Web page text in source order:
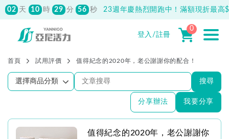
02 天 10 時 29 分 55 秒 23週年慶熱烈開跑中！滿額現折最高
登入/註冊
0
首頁 試用評價 值得紀念的2020年，老公謝謝你的配合！
搜尋
分享辦法 我要分享
值得紀念的2020年，老公謝謝你